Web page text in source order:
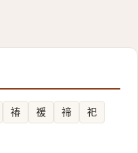
䄝 禐 禘
祀